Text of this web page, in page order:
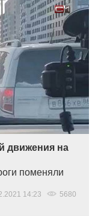
движения на
поменяли
14:23 5680